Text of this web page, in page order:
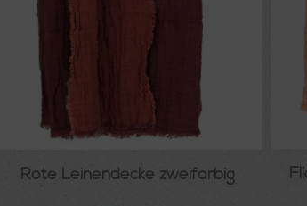
Rote Leinendecke zweifarbig